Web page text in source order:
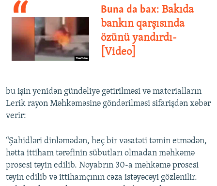
Buna da bax: Bakıda
bankın qarşısında
özünü yandırdı-
[Video]
bu işin yenidən gündəliyə gətirilməsi və materialların
Lerik rayon Məhkəməsinə göndərilməsi sifarişdən xəbər
verir:
“Şahidləri dinləmədən, heç bir vəsatəti təmin etmədən,
hətta ittiham tərəfinin sübutları olmadan məhkəmə
prosesi təyin edilib. Noyabrın 30-a məhkəmə prosesi
təyin edilib və ittihamçının cəza istəyəcəyi gözlənilir.